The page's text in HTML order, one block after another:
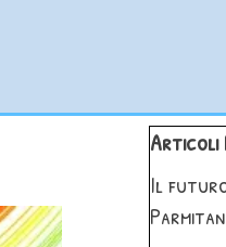
Salta
Articoli
Il futuro